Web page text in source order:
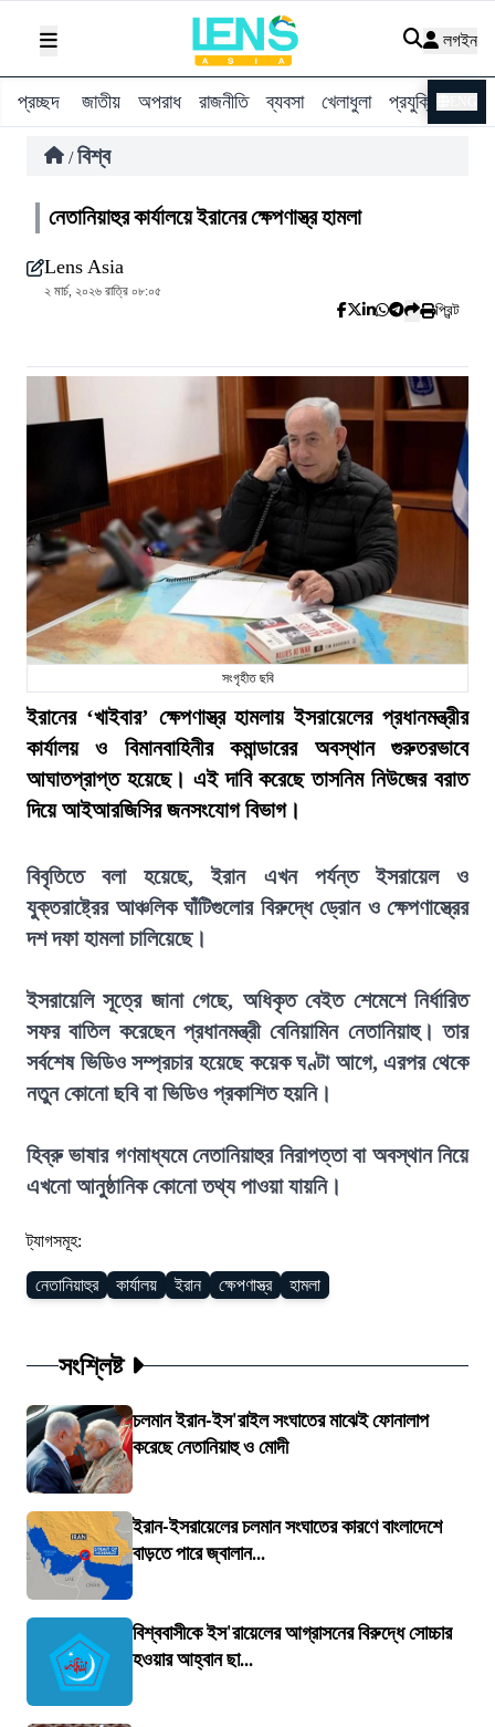
লগইন
প্রচ্ছদ জাতীয় অপরাধ রাজনীতি ব্যবসা খেলাধুলা প্রযুক্তি
/ বিশ্ব
নেতানিয়াহুর কার্যালয়ে ইরানের ক্ষেপণাস্ত্র হামলা
Lens Asia
২ মার্চ, ২০২৬ রাত্রি ০৮:০৫
প্রিন্ট
সংগৃহীত ছবি
ইরানের ‘খাইবার’ ক্ষেপণাস্ত্র হামলায় ইসরায়েলের প্রধানমন্ত্রীর
কার্যালয় ও বিমানবাহিনীর কমান্ডারের অবস্থান গুরুতরভাবে
আঘাতপ্রাপ্ত হয়েছে। এই দাবি করেছে তাসনিম নিউজের বরাত
দিয়ে আইআরজিসির জনসংযোগ বিভাগ।
বিবৃতিতে বলা হয়েছে, ইরান এখন পর্যন্ত ইসরায়েল ও
যুক্তরাষ্ট্রের আঞ্চলিক ঘাঁটিগুলোর বিরুদ্ধে ড্রোন ও ক্ষেপণাস্ত্রের
দশ দফা হামলা চালিয়েছে।
ইসরায়েলি সূত্রে জানা গেছে, অধিকৃত বেইত শেমেশে নির্ধারিত
সফর বাতিল করেছেন প্রধানমন্ত্রী বেনিয়ামিন নেতানিয়াহু। তার
সর্বশেষ ভিডিও সম্প্রচার হয়েছে কয়েক ঘণ্টা আগে, এরপর থেকে
নতুন কোনো ছবি বা ভিডিও প্রকাশিত হয়নি।
হিব্রু ভাষার গণমাধ্যমে নেতানিয়াহুর নিরাপত্তা বা অবস্থান নিয়ে
এখনো আনুষ্ঠানিক কোনো তথ্য পাওয়া যায়নি।
ট্যাগসমূহ:
নেতানিয়াহুর কার্যালয় ইরান ক্ষেপণাস্ত্র হামলা
সংশ্লিষ্ট
চলমান ইরান-ইস'রাইল সংঘাতের মাঝেই ফোনালাপ
করেছে নেতানিয়াহু ও মোদী
ইরান-ইসরায়েলের চলমান সংঘাতের কারণে বাংলাদেশে
বাড়তে পারে জ্বালান...
বিশ্ববাসীকে ইস'রায়েলের আগ্রাসনের বিরুদ্ধে সোচ্চার
হওয়ার আহ্বান ছা...